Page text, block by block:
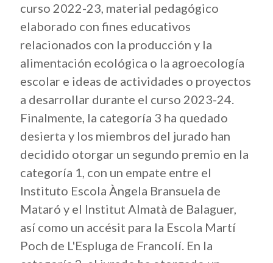
curso 2022-23, material pedagógico
elaborado con fines educativos
relacionados con la producción y la
alimentación ecológica o la agroecología
escolar e ideas de actividades o proyectos
a desarrollar durante el curso 2023-24.
Finalmente, la categoría 3 ha quedado
desierta y los miembros del jurado han
decidido otorgar un segundo premio en la
categoría 1, con un empate entre el
Instituto Escola Àngela Bransuela de
Mataró y el Institut Almatà de Balaguer,
así como un accésit para la Escola Martí
Poch de L'Espluga de Francolí. En la